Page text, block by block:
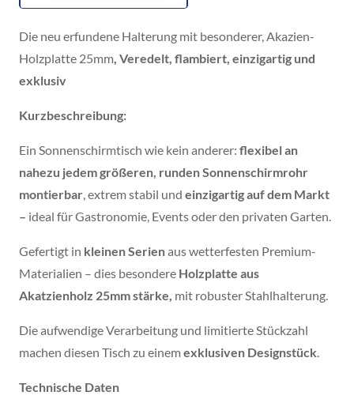
Die neu erfundene Halterung mit besonderer, Akazien-
Holzplatte 25mm, Veredelt, flambiert, einzigartig und
exklusiv
Kurzbeschreibung:
Ein Sonnenschirmtisch wie kein anderer: flexibel an
nahezu jedem größeren, runden Sonnenschirmrohr
montierbar, extrem stabil und einzigartig auf dem Markt
– ideal für Gastronomie, Events oder den privaten Garten.
Gefertigt in kleinen Serienaus wetterfesten Premium-
Materialien – dies besondere Holzplatte aus
Akatzienholz 25mm stärke, mit robuster Stahlhalterung.
Die aufwendige Verarbeitung und limitierte Stückzahl
machen diesen Tisch zu einemexklusiven Designstück.
Technische Daten